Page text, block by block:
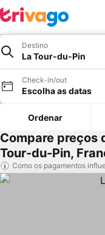
Destino
La Tour-du-Pin
Check-in/out
Escolha as datas
Ordenar
Compare preços
Tour-du-Pin,
Como os pagamentos